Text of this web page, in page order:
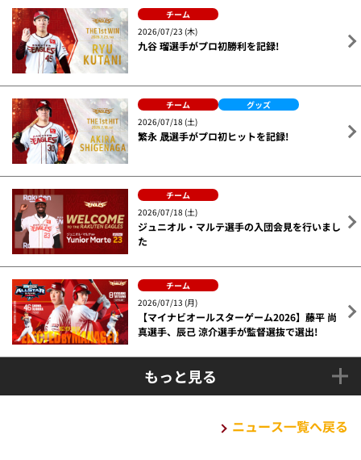
チーム
2026/07/23 (木)
九谷 瑠選手がプロ初勝利を記録!
チーム
グッズ
2026/07/18 (土)
繁永 晟選手がプロ初ヒットを記録!
チーム
2026/07/18 (土)
ジュニオル・マルテ選手の入団会見を行いまし
た
チーム
2026/07/13 (月)
【マイナビオールスターゲーム2026】藤平 尚
真選手、辰己 涼介選手が監督選抜で選出!
もっと見る
ニュース一覧へ戻る